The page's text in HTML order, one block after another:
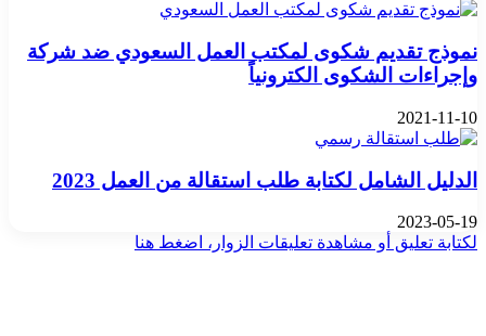
نموذج تقديم شكوى لمكتب العمل السعودي ضد شركة
وإجراءات الشكوى الكترونياً
2021-11-10
الدليل الشامل لكتابة طلب استقالة من العمل 2023
2023-05-19
لكتابة تعليق أو مشاهدة تعليقات الزوار، اضغط هنا